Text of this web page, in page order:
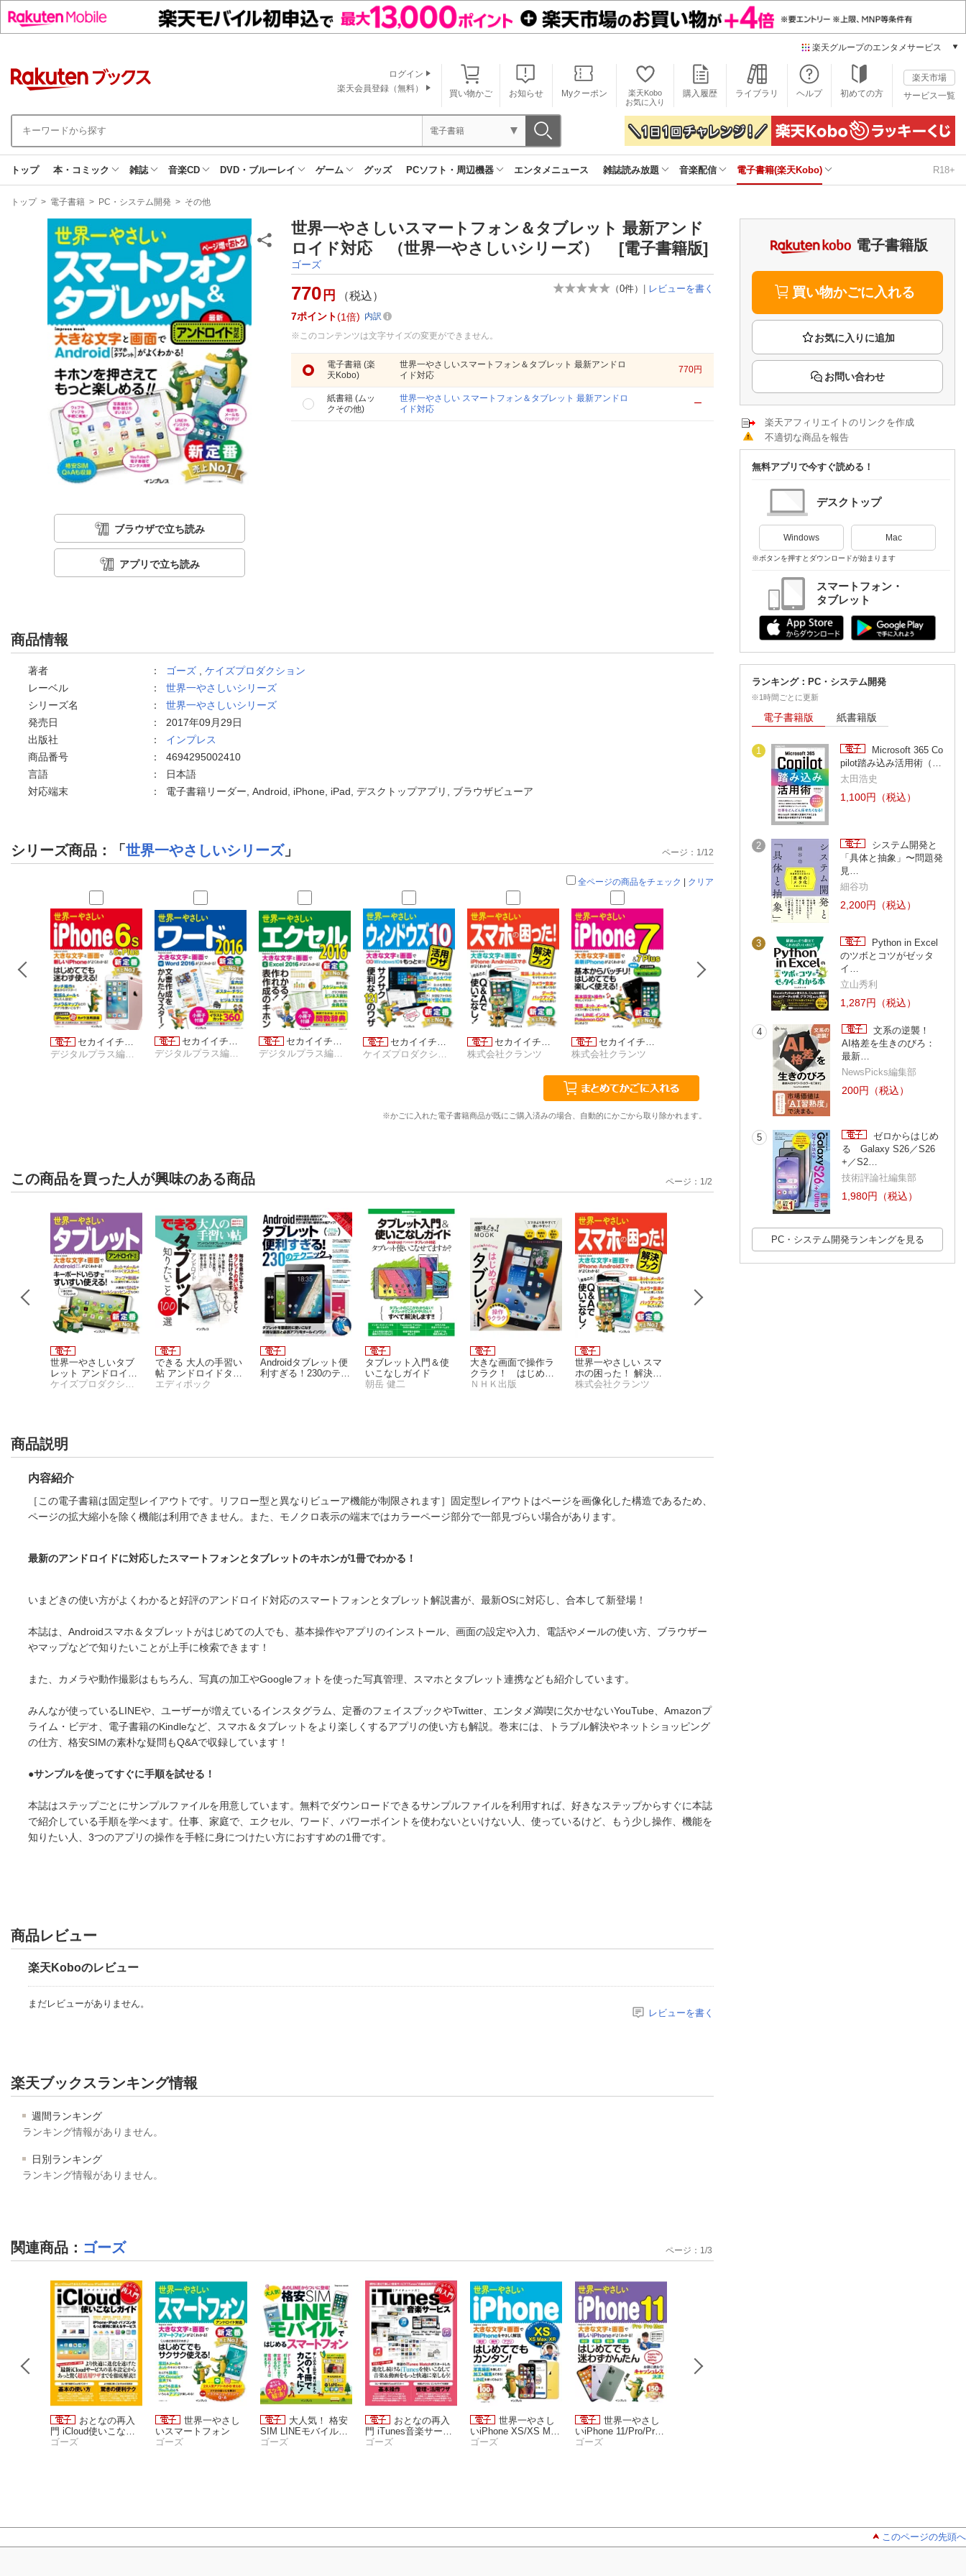
楽天グループのエンタメサービス
本/ゲーム/CD/DVD
楽天ブックス
電子書籍
楽天Kobo
雑誌読み放題
楽天ミュージック
楽天TV
動画配信ガイド
Rakuten PLAY
Rチャンネル
楽天チケット
エンタメニュース
推し楽
買い物かご お知らせ Myクーポン
楽天Kobo
お気に入り
購入履歴 ライブラリ ヘルプ 初めての方
楽天市場
サービス一覧
ログイン
楽天会員登録（無料）
電子書籍
トップ 本・コミック 雑誌 音楽CD DVD・ブルーレイ ゲーム グッズ PCソフト・周辺機器 エンタメニュース 雑誌読み放題 音楽配信 電子書籍(楽天Kobo) R18+
現
トップ > 電子書籍 > PC・システム開発 > その他
ブラウザで立ち読み
アプリで立ち読み
世界一やさしいスマートフォン＆タブレット 最新アンド
ロイド対応 （世界一やさしいシリーズ） [電子書籍版]
ゴーズ
（0件） | レビューを書く
770 円 （税込）
7ポイント 1倍
内訳
※このコンテンツは文字サイズの変更ができません。
電子書籍 (楽
天Kobo)
世界一やさしいスマートフォン＆タブレット 最新アンドロ
イド対応
770円
紙書籍 (ムッ
クその他)
世界一やさしい スマートフォン＆タブレット 最新アンドロ
イド対応
ー
商品情報
著者 ： ゴーズ
ケイズプロダクション
レーベル
： 世界一やさしいシリーズ
シリーズ名
： 世界一やさしいシリーズ
発売日
： 2017年09月29日
出版社
： インプレス
商品番号
： 4694295002410
言語
：
日本語
対応端末
： 電子書籍リーダー, Android, iPhone, iPad, デスクトップアプリ, ブラウザビューア
シリーズ商品：「世界一やさしいシリーズ」 ページ：1/12
全ページの商品をチェック | クリア
セカイイチ…
セカイイチ…
セカイイチ…
セカイイチ…
セカイイチ…
株式会社クランツ
セカイイチ…
株式会社クランツ
セカイイチ…
セカイイチ…
タトラエディット
セカイイチ
※かごに入れた電子書籍商品が既にご購入済みの場合、自動的にかごから取り除かれます。
この商品を買った人が興味のある商品
世界一やさしいタブ
レット アンドロイド
対応
できる 大人の手習い
帖 アンドロイドタブ
レット 知りたいこと1
エディポック
Androidタブレット便
利すぎる！230のテク
タブレット入門＆使
いこなしガイド
朝岳 健二
大きな画面で操作ラ
クラク！ はじめて
のタブレット
ＮＨＫ出版
世界一やさしい スマ
ホの困った！ 解決ブ
ック
株式会社クランツ
ページ： 1 /2
商品説明
内容紹介
［この電子書籍は固定型レイアウトです。リフロー型と異なりビューア機能が制限されます］固定型レイアウトはページを画像化した構造であるため、
ページの拡大縮小を除く機能は利用できません。また、モノクロ表示の端末ではカラーページ部分で一部見づらい場合があります。
最新のアンドロイドに対応したスマートフォンとタブレットのキホンが1冊でわかる！
いまどきの使い方がよくわかると好評のアンドロイド対応のスマートフォンとタブレット解説書が、最新OSに対応し、合本して新登場！
本誌は、Androidスマホ＆タブレットがはじめての人でも、基本操作やアプリのインストール、画面の設定や入力、電話やメールの使い方、ブラウザー
やマップなどで知りたいことが上手に検索できます！
また、カメラや動作撮影はもちろん、写真の加工やGoogleフォトを使った写真管理、スマホとタブレット連携なども紹介しています。
みんなが使っているLINEや、ユーザーが増えているインスタグラム、定番のフェイスブックやTwitter、エンタメ満喫に欠かせないYouTube、Amazonプ
ライム・ビデオ、電子書籍のKindleなど、スマホ＆タブレットをより楽しくするアプリの使い方も解説。巻末には、トラブル解決やネットショッピング
の仕方、格安SIMの素朴な疑問もQ&Aで収録しています！
●サンプルを使ってすぐに手順を試せる！
本誌はステップごとにサンプルファイルを用意しています。無料でダウンロードできるサンプルファイルを利用すれば、好きなステップからすぐに本誌
で紹介している手順を学べます。仕事、家庭で、エクセル、ワード、パワーポイントを使わないといけない人、使っているけど、もう少し操作、機能を
知りたい人、3つのアプリの操作を手軽に身につけたい方におすすめの1冊です。
商品レビュー
楽天Koboのレビュー
まだレビューがありません。
レビューを書く
楽天ブックスランキング情報
週間ランキング
ランキング情報がありません。
日別ランキング
ランキング情報がありません。
関連商品 ： ゴーズ
おとなの再入
門 iCloud使いこなし
ガイド
ゴーズ
世界一やさし
いスマートフォン
ゴーズ
大人気！ 格安
SIM LINEモバイルで
はじめるスマートフ
ゴーズ
おとなの再入
門 iTunes音楽サービ
ス
ゴーズ
世界一やさし
いiPhone XS/XS Ma
x/XR対応
ゴーズ
世界一やさし
いiPhone 11/Pro/Pro
MAX
ゴーズ
ページ： 1 /3
電子書籍版
買い物かごに入れる
お問い合わせ
楽天アフィリエイトのリンクを作成
不適切な商品を報告
無料アプリで今すぐ読める！
デスクトップ
Windows Mac
※ボタンを押すとダウンロードが始まります
スマートフォン・
タブレット
ランキング：PC・システム開発
※1時間ごとに更新
電子書籍版 紙書籍版
1
Microsoft 365 Co
pilot踏み込み活用術（…
太田浩史
1,100円（税込）
2
システム開発と
「具体と抽象」〜問題発
見…
細谷功
2,200円（税込）
3
Python in Excel
のツボとコツがゼッタ
イ…
立山秀利
1,287円（税込）
4
文系の逆襲！
AI格差を生きのびろ：
最新…
NewsPicks編集部
200円（税込）
5
ゼロからはじめ
る Galaxy S26／S26
+／S2…
技術評論社編集部
1,980円（税込）
PC・システム開発ランキングを見る
このページの先頭へ